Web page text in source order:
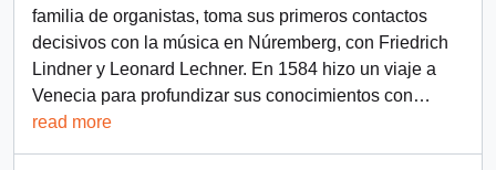
familia de organistas, toma sus primeros contactos
decisivos con la música en Núremberg, con Friedrich
Lindner y Leonard Lechner. En 1584 hizo un viaje a
Venecia para profundizar sus conocimientos con…
read more